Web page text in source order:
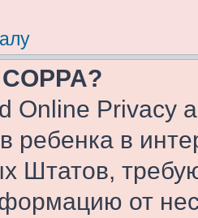
Online Privacy
ребенка в
Штатов,
от